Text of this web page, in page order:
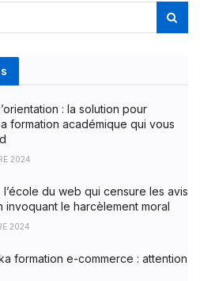
: la solution pour
formation académique qui vous
2024
l’école du web qui censure les avis
invoquant le harcèlement moral
2024
formation e-commerce : attention